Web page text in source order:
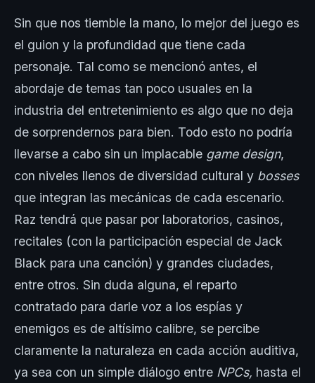
Sin que nos tiemble la mano, lo mejor del juego es
el guion y la profundidad que tiene cada
personaje. Tal como se mencionó antes, el
abordaje de temas tan poco usuales en la
industria del entretenimiento es algo que no deja
de sorprendernos para bien. Todo esto no podría
llevarse a cabo sin un implacable game design,
con niveles llenos de diversidad cultural y bosses
que integran las mecánicas de cada escenario.
Raz tendrá que pasar por laboratorios, casinos,
recitales (con la participación especial de Jack
Black para una canción) y grandes ciudades,
entre otros. Sin duda alguna, el reparto
contratado para darle voz a los espías y
enemigos es de altísimo calibre, se percibe
claramente la naturaleza en cada acción auditiva,
ya sea con un simple diálogo entre NPCs, hasta el